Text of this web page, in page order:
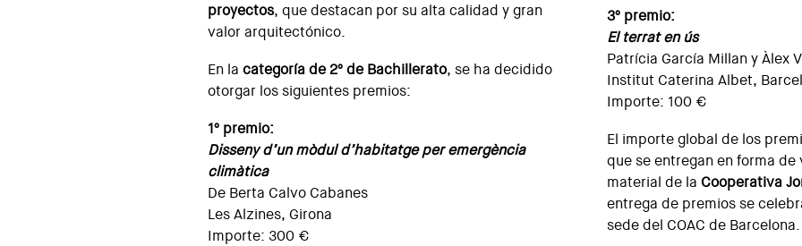
proyectos, que destacan por su alta calidad y gran
valor arquitectónico.
En lacategoría de 2º de Bachillerato, se ha decidido
otorgar los siguientes premios:
1º premio:
Disseny d’un mòdul d’habitatge per emergència
climàtica
De Berta Calvo Cabanes
Les Alzines, Girona
Importe: 300 €
3º premio:
El terrat en ús
Patrícia García Millan y Àlex
Institut Caterina Albet,
Importe: 100 €
El importe global de los
que se entregan en forma
material de la Cooperativa
entrega de premios se
sede del COAC de Barcelona.